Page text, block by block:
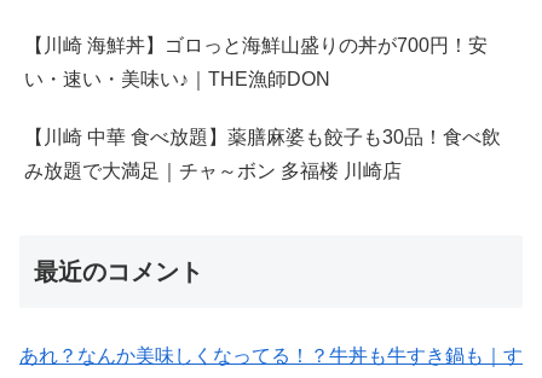
【川崎 海鮮丼】ゴロっと海鮮山盛りの丼が700円！安
い・速い・美味い♪｜THE漁師DON
【川崎 中華 食べ放題】薬膳麻婆も餃子も30品！食べ飲
み放題で大満足｜チャ～ボン 多福楼 川崎店
最近のコメント
あれ？なんか美味しくなってる！？牛丼も牛すき鍋も｜す